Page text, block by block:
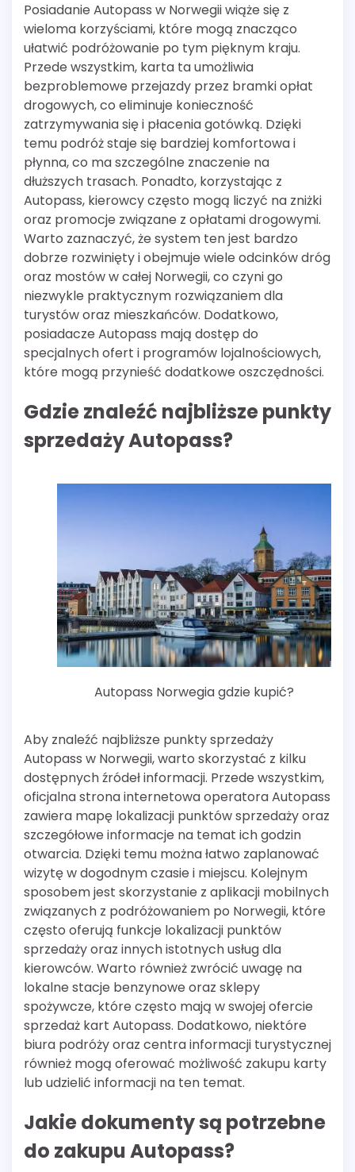
Posiadanie Autopass w Norwegii wiąże się z
wieloma korzyściami, które mogą znacząco
ułatwić podróżowanie po tym pięknym kraju.
Przede wszystkim, karta ta umożliwia
bezproblemowe przejazdy przez bramki opłat
drogowych, co eliminuje konieczność
zatrzymywania się i płacenia gotówką. Dzięki
temu podróż staje się bardziej komfortowa i
płynna, co ma szczególne znaczenie na
dłuższych trasach. Ponadto, korzystając z
Autopass, kierowcy często mogą liczyć na zniżki
oraz promocje związane z opłatami drogowymi.
Warto zaznaczyć, że system ten jest bardzo
dobrze rozwinięty i obejmuje wiele odcinków dróg
oraz mostów w całej Norwegii, co czyni go
niezwykle praktycznym rozwiązaniem dla
turystów oraz mieszkańców. Dodatkowo,
posiadacze Autopass mają dostęp do
specjalnych ofert i programów lojalnościowych,
które mogą przynieść dodatkowe oszczędności.
Gdzie znaleźć najbliższe punkty
sprzedaży Autopass?
Autopass Norwegia gdzie kupić?
Aby znaleźć najbliższe punkty sprzedaży
Autopass w Norwegii, warto skorzystać z kilku
dostępnych źródeł informacji. Przede wszystkim,
oficjalna strona internetowa operatora Autopass
zawiera mapę lokalizacji punktów sprzedaży oraz
szczegółowe informacje na temat ich godzin
otwarcia. Dzięki temu można łatwo zaplanować
wizytę w dogodnym czasie i miejscu. Kolejnym
sposobem jest skorzystanie z aplikacji mobilnych
związanych z podróżowaniem po Norwegii, które
często oferują funkcje lokalizacji punktów
sprzedaży oraz innych istotnych usług dla
kierowców. Warto również zwrócić uwagę na
lokalne stacje benzynowe oraz sklepy
spożywcze, które często mają w swojej ofercie
sprzedaż kart Autopass. Dodatkowo, niektóre
biura podróży oraz centra informacji turystycznej
również mogą oferować możliwość zakupu karty
lub udzielić informacji na ten temat.
Jakie dokumenty są potrzebne
do zakupu Autopass?